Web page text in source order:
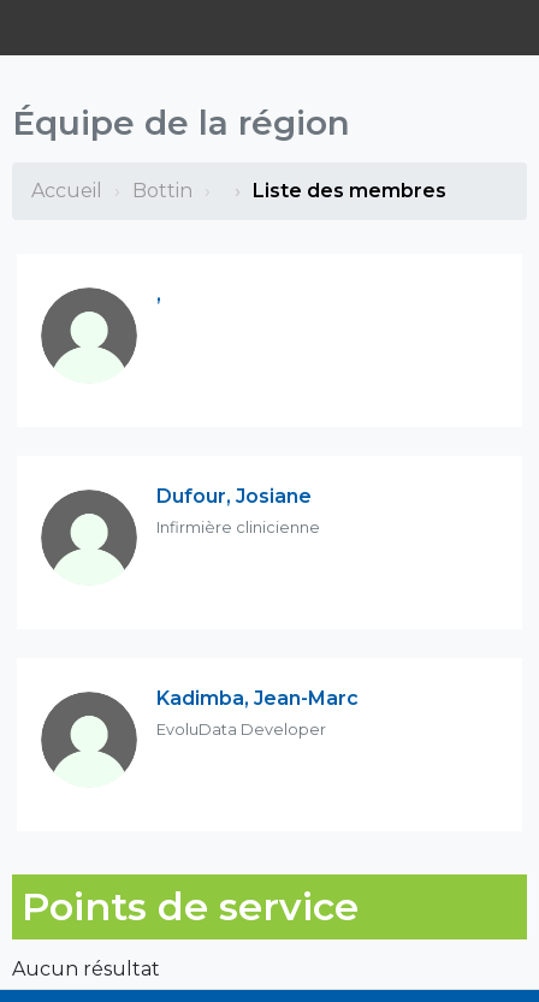
Équipe de la région
Accueil Bottin Liste des membres
,
Dufour, Josiane
Infirmière clinicienne
Kadimba, Jean-Marc
EvoluData Developer
Points de service
Aucun résultat